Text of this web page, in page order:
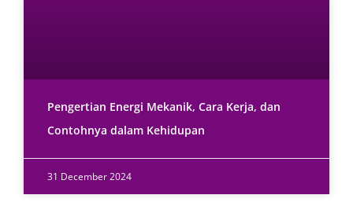
Pengertian Energi Mekanik, Cara Kerja, dan
Contohnya dalam Kehidupan
31 December 2024